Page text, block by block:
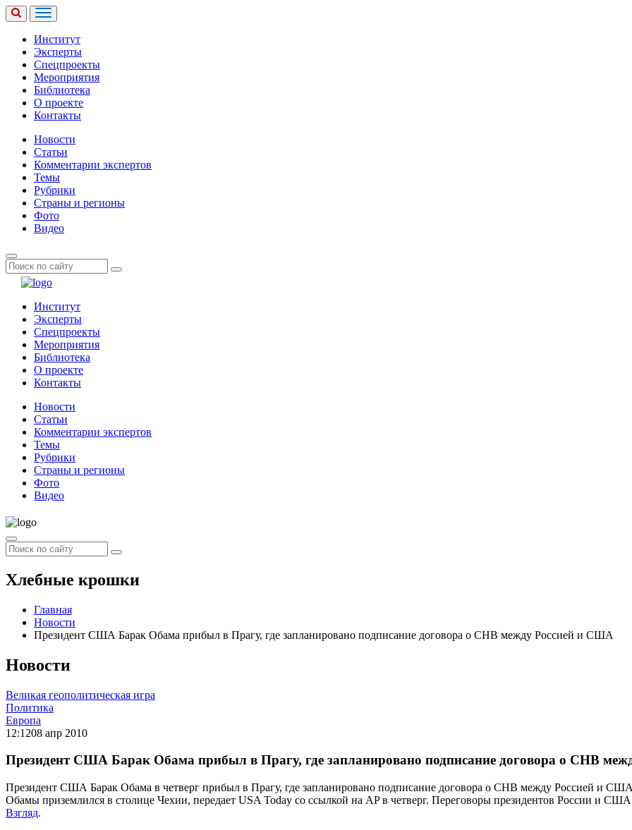
Институт
Эксперты
Спецпроекты
Мероприятия
Библиотека
О проекте
Контакты
Новости
Статьи
Комментарии экспертов
Темы
Рубрики
Страны и регионы
Фото
Видео
Институт
Эксперты
Спецпроекты
Мероприятия
Библиотека
О проекте
Контакты
Новости
Статьи
Комментарии экспертов
Темы
Рубрики
Страны и регионы
Фото
Видео
Хлебные крошки
Главная
Новости
Президент США Барак Обама прибыл в Прагу, где запланировано подписание договора о СНВ между Россией и США
Новости
Великая геополитическая игра
Политика
Европа
12:1208 апр 2010
Президент США Барак Обама прибыл в Прагу, где запланировано подписание договора о СНВ
Президент США Барак Обама в четверг прибыл в Прагу, где запланировано подписание договора о СНВ между Россией и
Обамы приземлился в столице Чехии, передает USA Today со ссылкой на AP в четверг. Переговоры президентов России и
Взгляд.